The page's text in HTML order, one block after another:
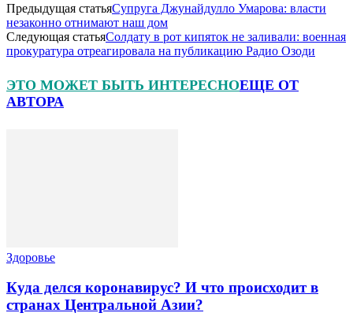
Предыдущая статьяСупруга Джунайдулло Умарова: власти
незаконно отнимают наш дом
Следующая статьяСолдату в рот кипяток не заливали: военная
прокуратура отреагировала на публикацию Радио Озоди
ЭТО МОЖЕТ БЫТЬ ИНТЕРЕСНОЕЩЕ ОТ
АВТОРА
Здоровье
Куда делся коронавирус? И что происходит в
странах Центральной Азии?